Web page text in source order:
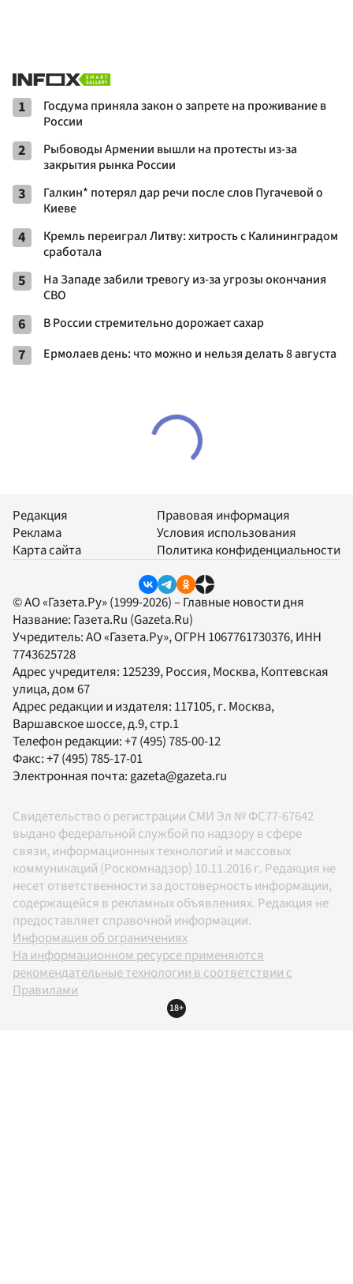
1
Госдума приняла закон о запрете на проживание в
России
2
Рыбоводы Армении вышли на протесты из-за
закрытия рынка России
3
Галкин* потерял дар речи после слов Пугачевой о
Киеве
4
Кремль переиграл Литву: хитрость с Калининградом
сработала
5
На Западе забили тревогу из-за угрозы окончания
СВО
6 В России стремительно дорожает сахар
7 Ермолаев день: что можно и нельзя делать 8 августа
Редакция
Реклама
Карта сайта
Правовая информация
Условия использования
Политика конфиденциальности
© АО «Газета.Ру» (1999-2026) – Главные новости дня
Название: Газета.Ru (Gazeta.Ru)
Учредитель:АО «Газета.Ру», ОГРН 1067761730376, ИНН
7743625728
Адрес учредителя: 125239, Россия, Москва, Коптевская
улица, дом 67
Адрес редакции и издателя: 117105, г. Москва,
Варшавское шоссе, д.9, стр.1
Телефон редакции:+7 (495) 785-00-12
Факс:+7 (495) 785-17-01
Электронная почта:gazeta@gazeta.ru
Свидетельство о регистрации СМИ Эл № ФС77-67642
выдано федеральной службой по надзору в сфере
связи, информационных технологий и массовых
коммуникаций (Роскомнадзор) 10.11.2016 г. Редакция не
несет ответственности за достоверность информации,
содержащейся в рекламных объявлениях. Редакция не
предоставляет справочной информации.
Информация об ограничениях
На информационном ресурсе применяются
рекомендательные технологии в соответствии с
Правилами
18+